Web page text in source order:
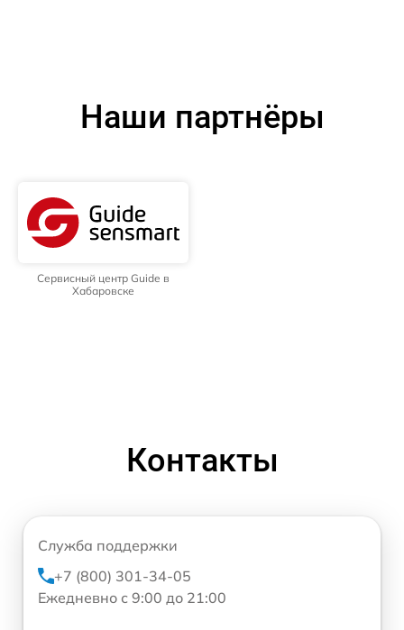
Наши партнёры
Сервисный центр Guide в
Хабаровске
Контакты
Служба поддержки
+7 (800) 301-34-05
Ежедневно с 9:00 до 21:00